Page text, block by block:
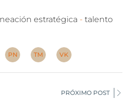
estratégica
talento
PN TM VK
PRÓXIMO POST